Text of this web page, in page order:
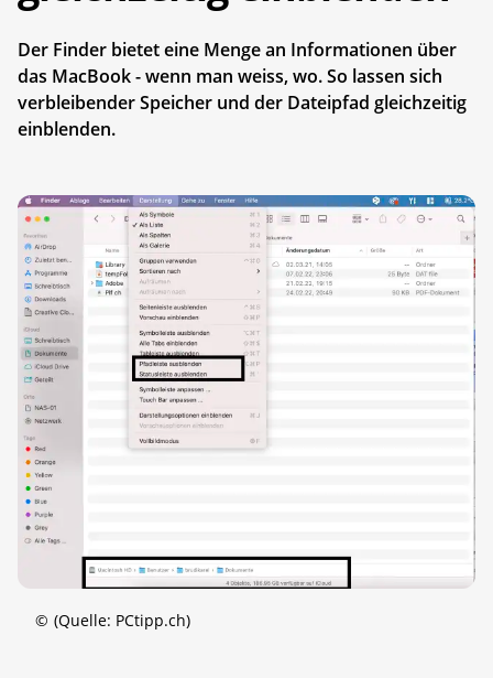
Der Finder bietet eine Menge an Informationen über
das MacBook - wenn man weiss, wo. So lassen sich
verbleibender Speicher und der Dateipfad gleichzeitig
einblenden.
© (Quelle: PCtipp.ch)